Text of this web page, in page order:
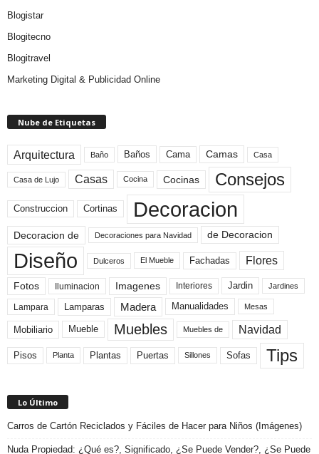
Blogistar
Blogitecno
Blogitravel
Marketing Digital & Publicidad Online
Nube de Etiquetas
Arquitectura Baño Baños Cama Camas Casa
Casa de Lujo Casas Cocina Cocinas Consejos
Construccion Cortinas Decoracion
Decoracion de Decoraciones para Navidad de Decoracion
Diseño Dulceros El Mueble Fachadas Flores
Fotos Iluminacion Imagenes Interiores Jardin Jardines
Lampara Lamparas Madera Manualidades Mesas
Mobiliario Mueble Muebles Muebles de Navidad
Pisos Planta Plantas Puertas Sillones Sofas Tips
Lo Último
Carros de Cartón Reciclados y Fáciles de Hacer para Niños (Imágenes)
Nuda Propiedad: ¿Qué es?, Significado, ¿Se Puede Vender?, ¿Se Puede